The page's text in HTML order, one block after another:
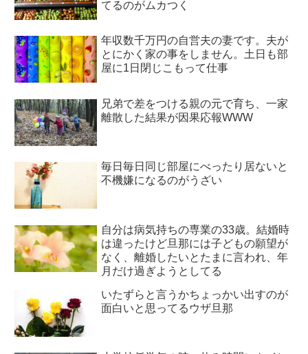
てるのがムカつく
年収数千万円の自営夫の妻です。夫が
とにかく家の事をしません。土日も部
屋に1日閉じこもって仕事
兄弟で差をつける親の元で育ち、一家
離散した結果が因果応報WWW
毎日毎日同じ部屋にべったり居ないと
不機嫌になるのがうざい
自分は病気持ちの専業の33歳。結婚時
は違ったけど旦那には子どもの願望が
なく、離婚したいとたまに言われ、年
月だけ過ぎようとしてる
いたずらと言うかちょっかい出すのが
面白いと思ってるウザ旦那